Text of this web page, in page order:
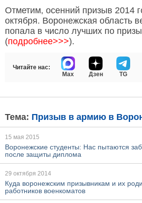
Отметим, осенний призыв 2014
октября. Воронежская область
попала в число лучших по
(подробнее>>>).
Читайте нас:
Max
Дзен TG
Тема: Призыв в армию в
15 мая 2015
Воронежские студенты: Нас пытаются
после защиты диплома
29 октября 2014
Куда воронежским призывникам и их
работников военкоматов